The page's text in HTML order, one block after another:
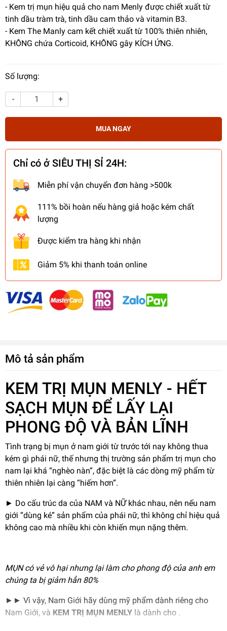
- Kem trị mụn hiệu quả cho nam Menly được chiết xuất từ
tinh dầu tràm trà, tinh dầu cam thảo và vitamin B3.
- Kem The Manly cam kết chiết xuất từ 100% thiên nhiên,
KHÔNG chứa Corticoid, KHÔNG gây KÍCH ỨNG.
Số lượng:
- +
MUA NGAY
Chỉ có ở SIÊU THỊ SỈ 24H:
Miễn phí vận chuyển đơn hàng >500k
111% bồi hoàn nếu hàng giả hoặc kém chất
lượng
Được kiểm tra hàng khi nhận
Giảm 5% khi thanh toán online
Mô tả sản phẩm
KEM TRỊ MỤN MENLY - HẾT
SẠCH MỤN ĐỂ LẤY LẠI
PHONG ĐỘ VÀ BẢN LĨNH
Tình trạng bị mụn ở nam giới từ trước tới nay không thua
kém gì phái nữ, thế nhưng thị trường sản phẩm trị mụn cho
nam lại khá “nghèo nàn”, đặc biệt là các dòng mỹ phẩm từ
thiên nhiên lại càng “hiếm hơn”.
► Do cấu trúc da của NAM và NỮ khác nhau, nên nếu nam
giới “dùng ké” sản phẩm của phái nữ, thì không chỉ hiệu quả
không cao mà nhiều khi còn khiến mụn nặng thêm.
MỤN có vẻ vô hại nhưng lại làm cho phong độ của anh em
chúng ta bị giảm hẳn 80%
►► Vì vậy, Nam Giới hãy dùng mỹ phẩm dành riêng cho
Nam Giới, và KEM TRỊ MỤN MENLY là dành cho .